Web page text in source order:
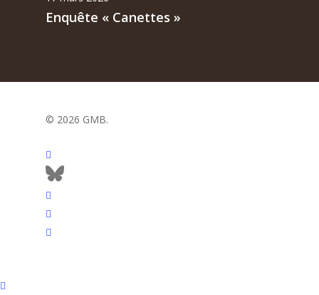
Enquête « Canettes »
© 2026 GMB.
facebook
bluesky
vimeo
RSS
flickr